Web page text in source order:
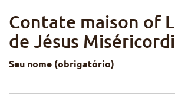
Contate maison of
de Jésus
Seu nome (obrigatório)